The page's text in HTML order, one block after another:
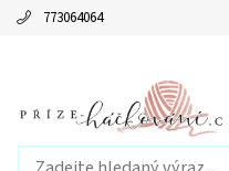
773064064